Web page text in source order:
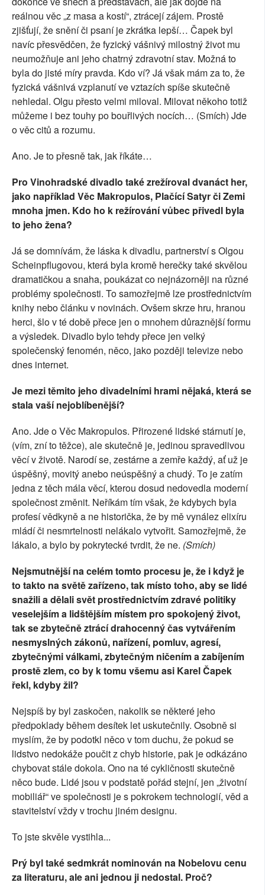
reálnou věc „z masa a kostí“, ztrácejí zájem. Prostě
zjišťují, že snění či psaní je zkrátka lepší… Čapek byl
navíc přesvědčen, že fyzický vášnivý milostný život mu
neumožňuje ani jeho chatrný zdravotní stav. Možná to
byla do jisté míry pravda. Kdo ví? Já však mám za to, že
fyzická vášnivá vzplanutí ve vztazích spíše skutečně
nehledal. Olgu přesto velmi miloval. Milovat někoho totiž
můžeme i bez touhy po bouřlivých nocích… (Smích) Jde
o věc citů a rozumu.
Ano. Je to přesně tak, jak říkáte…
Pro Vinohradské divadlo také zrežíroval dvanáct her,
jako například Věc Makropulos, Plačící Satyr či Zemi
mnoha jmen. Kdo ho k režírování vůbec přivedl byla
to jeho žena?
Já se domnívám, že láska k divadlu, partnerství s Olgou
Scheinpflugovou, která byla kromě herečky také skvělou
dramatičkou a snaha, poukázat co nejnázorněji na různé
problémy společnosti. To samozřejmě lze prostřednictvím
knihy nebo článku v novinách. Ovšem skrze hru, hranou
herci, šlo v té době přece jen o mnohem důraznější formu
a výsledek. Divadlo bylo tehdy přece jen velký
společenský fenomén, něco, jako později televize nebo
dnes internet.
Je mezi těmito jeho divadelními hrami nějaká, která se
stala vaší nejoblíbenější?
Ano. Jde o Věc Makropulos. Přirozené lidské stárnutí je,
(vím, zní to těžce), ale skutečně je, jedinou spravedlivou
věcí v životě. Narodí se, zestárne a zemře každý, ať už je
úspěšný, movitý anebo neúspěšný a chudý. To je zatím
jedna z těch mála věcí, kterou dosud nedovedla moderní
společnost změnit. Neříkám tím však, že kdybych byla
profesí vědkyně a ne historička, že by mě vynález elixíru
mládí či nesmrtelnosti nelákalo vytvořit. Samozřejmě, že
lákalo, a bylo by pokrytecké tvrdit, že ne. (Smích)
Nejsmutnější na celém tomto procesu je, že i když je
to takto na světě zařízeno, tak místo toho, aby se lidé
snažili a dělali svět prostřednictvím zdravé politiky
veselejším a lidštějším místem pro spokojený život,
tak se zbytečně ztrácí drahocenný čas vytvářením
nesmyslných zákonů, nařízení, pomluv, agresí,
zbytečnými válkami, zbytečným ničením a zabíjením
prostě zlem, co by k tomu všemu asi Karel Čapek
řekl, kdyby žil?
Nejspíš by byl zaskočen, nakolik se některé jeho
předpoklady během desítek let uskutečnily. Osobně si
myslím, že by podotkl něco v tom duchu, že pokud se
lidstvo nedokáže poučit z chyb historie, pak je odkázáno
chybovat stále dokola. Ono na té cykličnosti skutečně
něco bude. Lidé jsou v podstatě pořád stejní, jen „životní
mobiliář“ ve společnosti je s pokrokem technologií, věd a
stavitelství vždy v trochu jiném designu.
To jste skvěle vystihla...
Prý byl také sedmkrát nominován na Nobelovu cenu
za literaturu, ale ani jednou ji nedostal. Proč?